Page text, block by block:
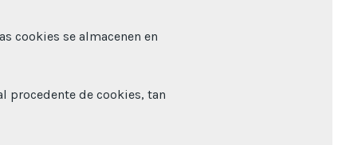
cookies se almacenen en
procedente de cookies, tan